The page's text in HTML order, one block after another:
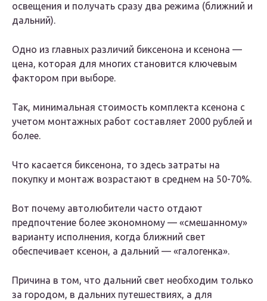
освещения и получать сразу два режима (ближний и
дальний).
Одно из главных различий биксенона и ксенона —
цена, которая для многих становится ключевым
фактором при выборе.
Так, минимальная стоимость комплекта ксенона с
учетом монтажных работ составляет 2000 рублей и
более.
Что касается биксенона, то здесь затраты на
покупку и монтаж возрастают в среднем на 50-70%.
Вот почему автолюбители часто отдают
предпочтение более экономному — «смешанному»
варианту исполнения, когда ближний свет
обеспечивает ксенон, а дальний — «галогенка».
Причина в том, что дальний свет необходим только
за городом, в дальних путешествиях, а для